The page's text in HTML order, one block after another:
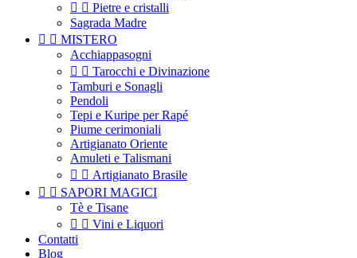
  Pietre e cristalli
Sagrada Madre
  MISTERO
Acchiappasogni
  Tarocchi e Divinazione
Tamburi e Sonagli
Pendoli
Tepi e Kuripe per Rapé
Piume cerimoniali
Artigianato Oriente
Amuleti e Talismani
  Artigianato Brasile
  SAPORI MAGICI
Tè e Tisane
  Vini e Liquori
Contatti
Blog